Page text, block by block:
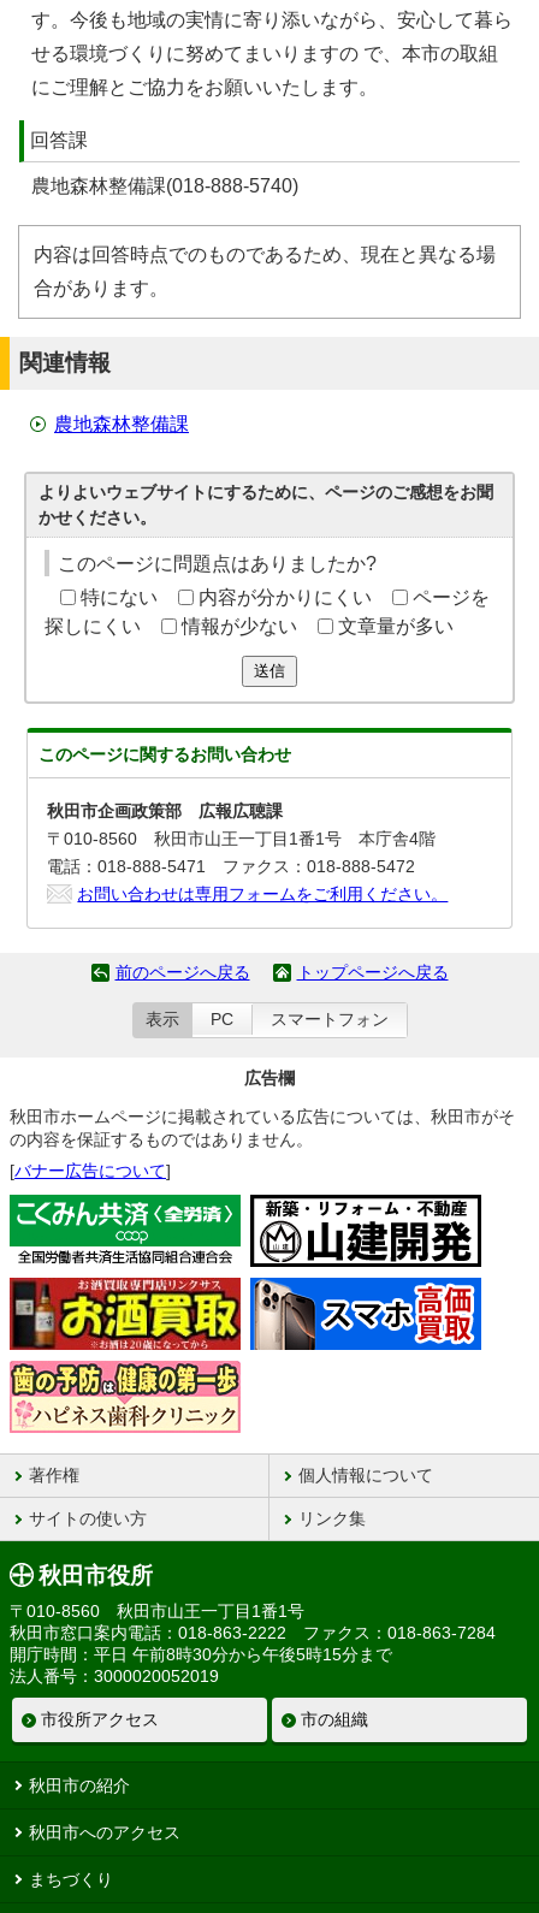
す。今後も地域の実情に寄り添いながら、安心して暮ら
せる環境づくりに努めてまいりますの で、本市の取組
にご理解とご協力をお願いいたします。
回答課
農地森林整備課(018-888-5740)
内容は回答時点でのものであるため、現在と異なる場
合があります。
関連情報
農地森林整備課
よりよいウェブサイトにするために、ページのご感想をお聞
かせください。
このページに問題点はありましたか?
特にない
内容が分かりにくい
ページを
探しにくい
情報が少ない 文章量が多い
送信
このページに関するお問い合わせ
秋田市企画政策部 広報広聴課
〒010-8560 秋田市山王一丁目1番1号 本庁舎4階
電話：018-888-5471 ファクス：018-888-5472
お問い合わせは専用フォームをご利用ください。
前のページへ戻る トップページへ戻る
表示 PC スマートフォン
広告欄
秋田市ホームページに掲載されている広告については、秋田市がそ
の内容を保証するものではありません。
[バナー広告について]
著作権 個人情報について
サイトの使い方 リンク集
秋田市役所
〒010-8560 秋田市山王一丁目1番1号
秋田市窓口案内電話：018-863-2222 ファクス：018-863-7284
開庁時間：平日 午前8時30分から午後5時15分まで
法人番号：3000020052019
市役所アクセス 市の組織
秋田市の紹介
秋田市へのアクセス
まちづくり